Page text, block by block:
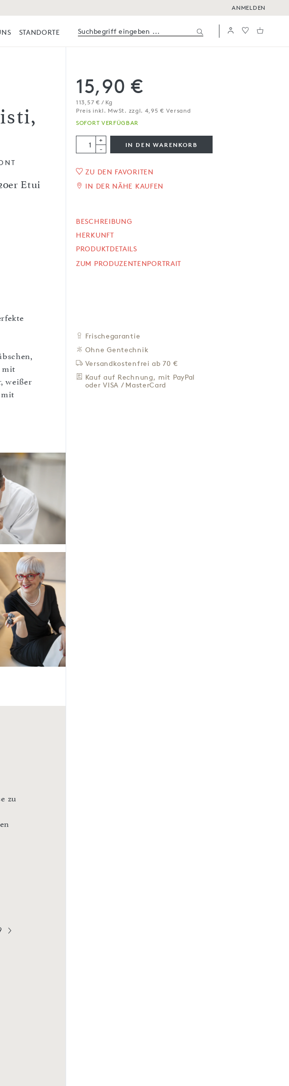
ANMELDEN
STANDORTE
Tartufini dolci misti, 5
140 g
SOFORT VERFÜGBAR
15,90 €
113,57 € / Kg
BESCHREIBUNG
HERKUNFT
PRODUKTDETAILS
Etui
SOFORT VERFÜGBAR
15,90 €
113,57 € / Kg
Preis inkl. MwSt. zzgl. 4,95 € Versand
+
-
IN DEN WARENKORB
ZU DEN FAVORITEN
IN DER NÄHE KAUFEN
BESCHREIBUNG
HERKUNFT
PRODUKTDETAILS
ZUM PRODUZENTENPORTRAIT
Frischegarantie
Ohne Gentechnik
Versandkostenfrei ab 70 €
Kauf auf Rechnung, mit PayPal
oder VISA / MasterCard
mit
weißer
mit
zu